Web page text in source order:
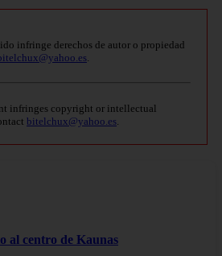
infringe derechos de autor o propiedad
infringes copyright or intellectual
bitelchux@yahoo.es
al centro de Kaunas